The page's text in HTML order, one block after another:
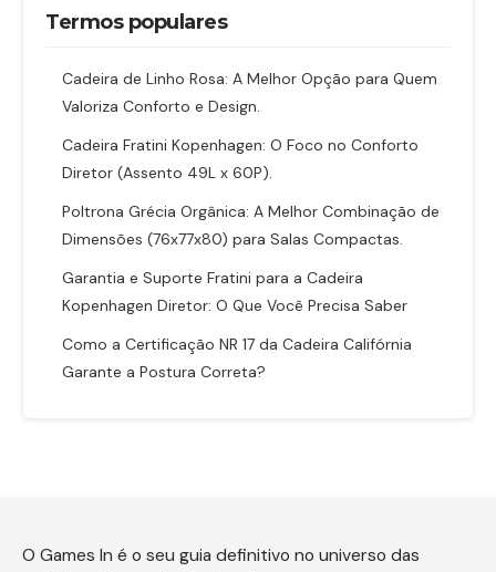
Termos populares
Cadeira de Linho Rosa: A Melhor Opção para Quem
Valoriza Conforto e Design.
Cadeira Fratini Kopenhagen: O Foco no Conforto
Diretor (Assento 49L x 60P).
Poltrona Grécia Orgânica: A Melhor Combinação de
Dimensões (76x77x80) para Salas Compactas.
Garantia e Suporte Fratini para a Cadeira
Kopenhagen Diretor: O Que Você Precisa Saber
Como a Certificação NR 17 da Cadeira Califórnia
Garante a Postura Correta?
O Games In é o seu guia definitivo no universo das